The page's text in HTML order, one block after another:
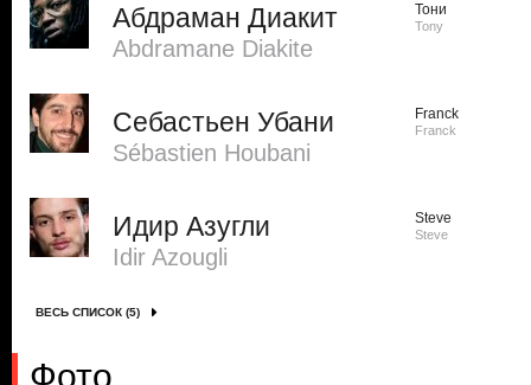
Абдраман Диакит
Abdramane Diakite
Тони
Tony
Себастьен Убани
Sébastien Houbani
Franck
Franck
Идир Азугли
Idir Azougli
Steve
Steve
ВЕСЬ СПИСОК (5)
Фото